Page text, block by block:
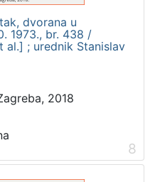
dvorana u
1973., br. 438 /
al.] ; urednik Stanislav
2018
8